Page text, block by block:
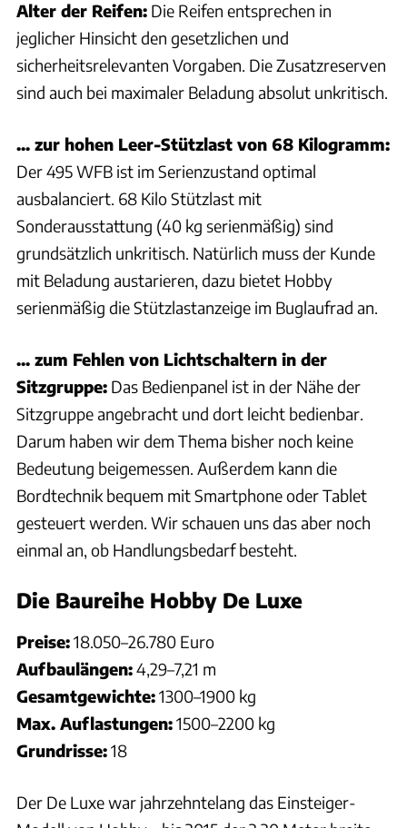
Alter der Reifen: Die Reifen entsprechen in
jeglicher Hinsicht den gesetzlichen und
sicherheitsrelevanten Vorgaben. Die Zusatzreserven
sind auch bei maximaler Beladung absolut unkritisch.
... zur hohen Leer-Stützlast von 68 Kilogramm:
Der 495 WFB ist im Serienzustand optimal
ausbalanciert. 68 Kilo Stützlast mit
Sonderausstattung (40 kg serienmäßig) sind
grundsätzlich unkritisch. Natürlich muss der Kunde
mit Beladung austarieren, dazu bietet Hobby
serienmäßig die Stützlastanzeige im Buglaufrad an.
... zum Fehlen von Lichtschaltern in der
Sitzgruppe: Das Bedienpanel ist in der Nähe der
Sitzgruppe angebracht und dort leicht bedienbar.
Darum haben wir dem Thema bisher noch keine
Bedeutung beigemessen. Außerdem kann die
Bordtechnik bequem mit Smartphone oder Tablet
gesteuert werden. Wir schauen uns das aber noch
einmal an, ob Handlungsbedarf besteht.
Die Baureihe Hobby De Luxe
Preise:18.050–26.780 Euro
Aufbaulängen:4,29–7,21 m
Gesamtgewichte:1300–1900 kg
Max. Auflastungen:1500–2200 kg
Grundrisse:18
Der De Luxe war jahrzehntelang das Einsteiger-